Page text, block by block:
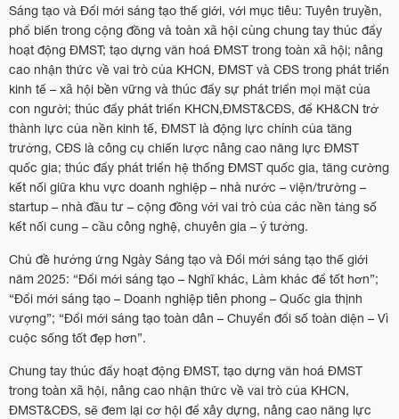
Sáng tạo và Đổi mới sáng tạo thế giới, với mục tiêu: Tuyên truyền,
phổ biến trong cộng đồng và toàn xã hội cùng chung tay thúc đẩy
hoạt động ĐMST; tạo dựng văn hoá ĐMST trong toàn xã hội; nâng
cao nhận thức về vai trò của KHCN, ĐMST và CĐS trong phát triển
kinh tế – xã hội bền vững và thúc đẩy sự phát triển mọi mặt của
con người; thúc đẩy phát triển KHCN,ĐMST&CĐS, để KH&CN trở
thành lực của nền kinh tế, ĐMST là động lực chính của tăng
trưởng, CĐS là công cụ chiến lược nâng cao năng lực ĐMST
quốc gia; thúc đẩy phát triển hệ thống ĐMST quốc gia, tăng cường
kết nối giữa khu vực doanh nghiệp – nhà nước – viện/trường –
startup – nhà đầu tư – cộng đồng với vai trò của các nền tảng số
kết nối cung – cầu công nghệ, chuyên gia – ý tưởng.
Chủ đề hưởng ứng Ngày Sáng tạo và Đổi mới sáng tạo thế giới
năm 2025: “Đổi mới sáng tạo – Nghĩ khác, Làm khác để tốt hơn”;
“Đổi mới sáng tạo – Doanh nghiệp tiên phong – Quốc gia thịnh
vượng”; “Đổi mới sáng tạo toàn dân – Chuyển đổi số toàn diện – Vì
cuộc sống tốt đẹp hơn”.
Chung tay thúc đẩy hoạt động ĐMST, tạo dựng văn hoá ĐMST
trong toàn xã hội, nâng cao nhận thức về vai trò của KHCN,
ĐMST&CĐS, sẽ đem lại cơ hội để xây dựng, nâng cao năng lực